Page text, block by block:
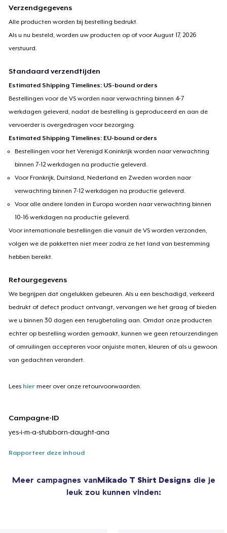
Verzendgegevens
Alle producten worden bij bestelling bedrukt.
Als u nu besteld, worden uw producten op of voorAugust 17, 2026
verstuurd.
Standaard verzendtijden
Estimated Shipping Timelines: US-bound orders
Bestellingen voor de VS worden naar verwachting binnen 4-7
werkdagen geleverd, nadat de bestelling is geproduceerd en aan de
vervoerder is overgedragen voor bezorging.
Estimated Shipping Timelines: EU-bound orders
Bestellingen voor het Verenigd Koninkrijk worden naar verwachting
binnen 7-12 werkdagen na productie geleverd.
Voor Frankrijk, Duitsland, Nederland en Zweden worden naar
verwachting binnen 7-12 werkdagen na productie geleverd.
Voor alle andere landen in Europa worden naar verwachting binnen
10-16 werkdagen na productie geleverd.
Voor internationale bestellingen die vanuit de VS worden verzonden,
volgen we de pakketten niet meer zodra ze het land van bestemming
hebben bereikt.
Retourgegevens
We begrijpen dat ongelukken gebeuren. Als u een beschadigd, verkeerd
bedrukt of defect product ontvangt, vervangen we het graag of bieden
we u binnen 30 dagen een terugbetaling aan. Omdat onze producten
echter op bestelling worden gemaakt, kunnen we geen retourzendingen
of omruilingen accepteren voor onjuiste maten, kleuren of als u gewoon
van gedachten verandert.
Lees hier meer over onze retourvoorwaarden.
Campagne-ID
yes-i-m-a-stubborn-daught-ana
Rapporteer deze inhoud
Meer campagnes vanMikado T Shirt Designs die je
leuk zou kunnen vinden: